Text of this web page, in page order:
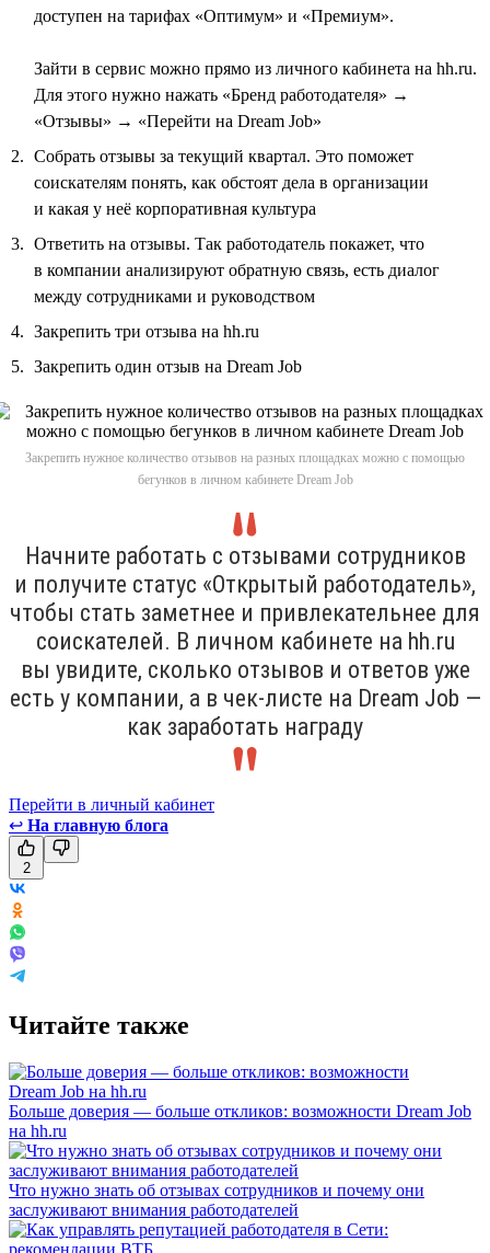
доступен на тарифах «Оптимум» и «Премиум».
Зайти в сервис можно прямо из личного кабинета на hh.ru.
Для этого нужно нажать «Бренд работодателя» →
«Отзывы» → «Перейти на Dream Job»
Собрать отзывы за текущий квартал. Это поможет
соискателям понять, как обстоят дела в организации
и какая у неё корпоративная культура
Ответить на отзывы. Так работодатель покажет, что
в компании анализируют обратную связь, есть диалог
между сотрудниками и руководством
Закрепить три отзыва на hh.ru
Закрепить один отзыв на Dream Job
Закрепить нужное количество отзывов на разных площадках можно с помощью
бегунков в личном кабинете Dream Job
Начните работать с отзывами сотрудников
и получите статус «Открытый работодатель»,
чтобы стать заметнее и привлекательнее для
соискателей. В личном кабинете на hh.ru
вы увидите, сколько отзывов и ответов уже
есть у компании, а в чек-листе на Dream Job —
как заработать награду
Перейти в личный кабинет
↩ На главную блога
2
Читайте также
Больше доверия — больше откликов: возможности Dream Job
на hh.ru
Что нужно знать об отзывах сотрудников и почему они
заслуживают внимания работодателей